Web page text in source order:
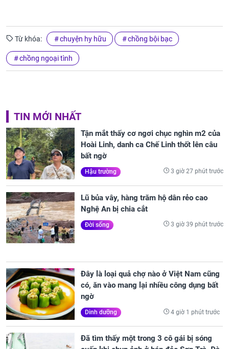
Từ khóa: chuyện hy hữu chồng bội bạc
chồng ngoại tình
TIN MỚI NHẤT
Tận mắt thấy cơ ngơi chục nghìn m2 của
Hoài Linh, danh ca Chế Linh thốt lên câu
bất ngờ
Hậu trường 3 giờ 27 phút trước
Lũ bủa vây, hàng trăm hộ dân rẻo cao
Nghệ An bị chia cắt
Đời sống 3 giờ 39 phút trước
Đây là loại quả chợ nào ở Việt Nam cũng
có, ăn vào mang lại nhiều công dụng bất
ngờ
Dinh dưỡng 4 giờ 1 phút trước
Đã tìm thấy một trong 3 cô gái bị sóng